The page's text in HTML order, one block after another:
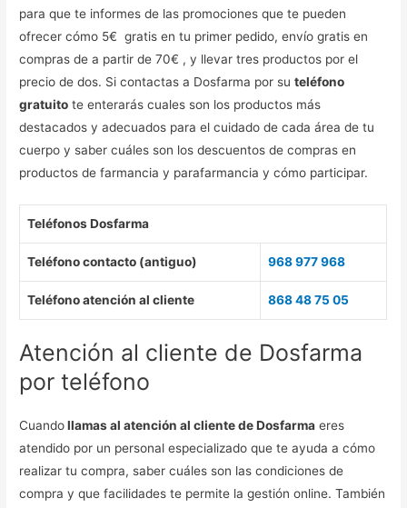
para que te informes de las promociones que te pueden
ofrecer cómo 5€ gratis en tu primer pedido, envío gratis en
compras de a partir de 70€ , y llevar tres productos por el
precio de dos. Si contactas a Dosfarma por suteléfono
gratuito te enterarás cuales son los productos más
destacados y adecuados para el cuidado de cada área de tu
cuerpo y saber cuáles son los descuentos de compras en
productos de farmancia y parafarmancia y cómo participar.
Teléfonos Dosfarma
Teléfono contacto (antiguo) 968 977 968
Teléfono atención al cliente 868 48 75 05
Atención al cliente de Dosfarma
por teléfono
Cuandollamas al atención al cliente de Dosfarma eres
atendido por un personal especializado que te ayuda a cómo
realizar tu compra, saber cuáles son las condiciones de
compra y que facilidades te permite la gestión online. También